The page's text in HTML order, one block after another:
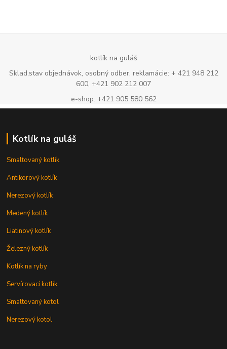
kotlík na guláš
Sklad,stav objednávok, osobný odber, reklamácie: + 421 948 212
600, +421 902 212 007
e-shop: +421 905 580 562
Kotlík na guláš
Smaltovaný kotlík
Antikorový kotlík
Nerezový kotlík
Medený kotlík
Liatinový kotlík
Železný kotlík
Kotlík na ryby
Servírovací kotlík
Smaltovaný kotol
Nerezový kotol